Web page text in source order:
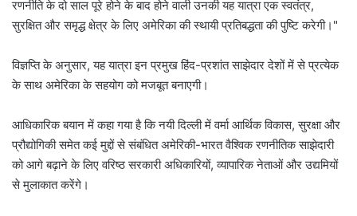
रणनीति के दो साल पूरे होने के बाद होने वाली उनकी यह यात्रा एक स्वतंत्र,
सुरक्षित और समृद्ध क्षेत्र के लिए अमेरिका की स्थायी प्रतिबद्धता की पुष्टि करेगी।"
विज्ञप्ति के अनुसार, यह यात्रा इन प्रमुख हिंद-प्रशांत साझेदार देशों में से प्रत्येक
के साथ अमेरिका के सहयोग को मजबूत बनाएगी।
आधिकारिक बयान में कहा गया है कि नयी दिल्ली में वर्मा आर्थिक विकास, सुरक्षा और
प्रौद्योगिकी समेत कई मुद्दों से संबंधित अमेरिकी-भारत वैश्विक रणनीतिक साझेदारी
को आगे बढ़ाने के लिए वरिष्ठ सरकारी अधिकारियों, व्यापारिक नेताओं और उद्यमियों
से मुलाकात करेंगे।